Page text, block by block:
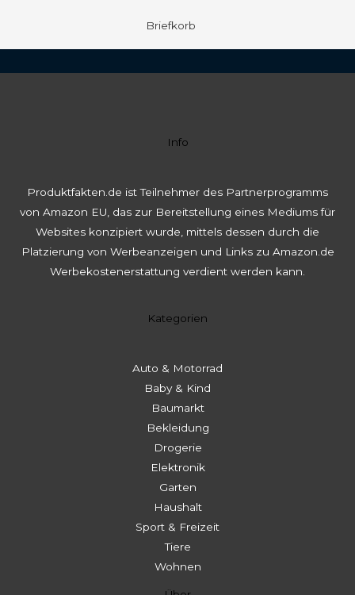
Briefkorb
Info
Produktfakten.de ist Teilnehmer des Partnerprogramms
von Amazon EU, das zur Bereitstellung eines Mediums für
Websites konzipiert wurde, mittels dessen durch die
Platzierung von Werbeanzeigen und Links zu Amazon.de
Werbekostenerstattung verdient werden kann.
Kategorien
Auto & Motorrad
Baby & Kind
Baumarkt
Bekleidung
Drogerie
Elektronik
Garten
Haushalt
Sport & Freizeit
Tiere
Wohnen